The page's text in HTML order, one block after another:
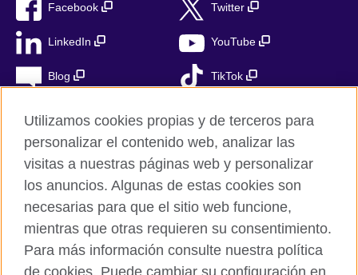
Facebook Twitter
LinkedIn YouTube
Blog TikTok
British Council Global
Privacidad
Aviso Legal
Cookies
Mapa del sitio
Utilizamos cookies propias y de terceros para
personalizar el contenido web, analizar las
visitas a nuestras páginas web y personalizar
los anuncios. Algunas de estas cookies son
necesarias para que el sitio web funcione,
mientras que otras requieren su consentimiento.
Para más información consulte nuestra política
de cookies. Puede cambiar su configuración en